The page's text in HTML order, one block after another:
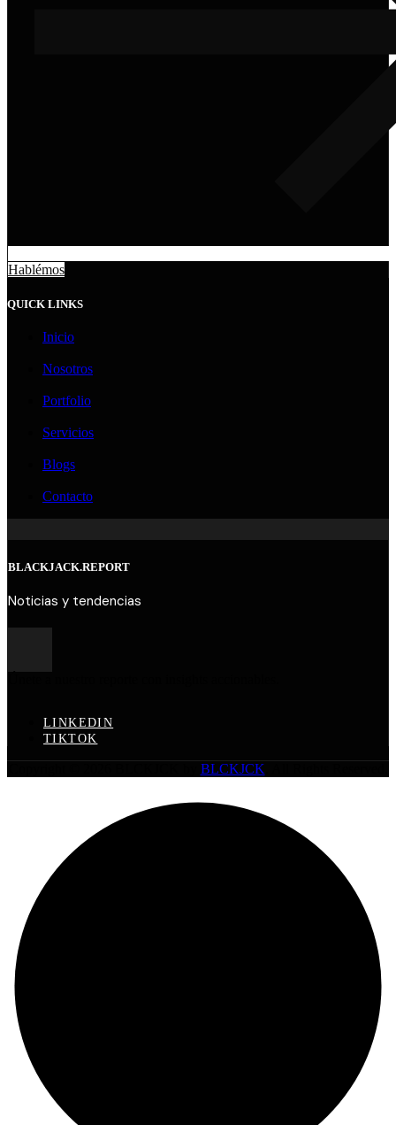
Hablémos
QUICK LINKS
Inicio
Nosotros
Portfolio
Servicios
Blogs
Contacto
BLACKJACK.REPORT
Noticias y tendencias
LINKEDIN
TIKTOK
BLCKJCK